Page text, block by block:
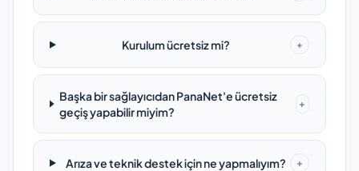
Kurulum ücretsiz mi? +
Başka bir sağlayıcıdan PanaNet'e ücretsiz
geçiş yapabilir miyim?
+
Arıza ve teknik destek için ne yapmalıyım? +